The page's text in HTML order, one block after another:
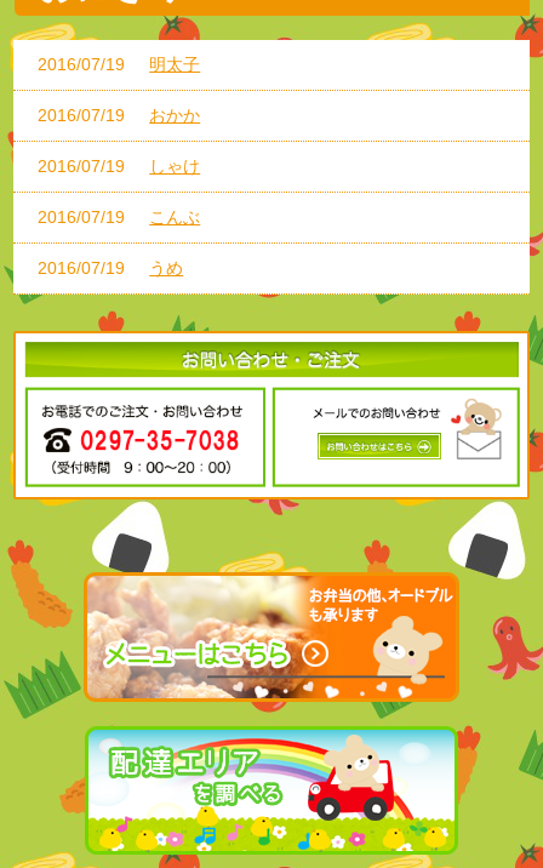
2016/07/19 明太子
2016/07/19 おかか
2016/07/19 しゃけ
2016/07/19 こんぶ
2016/07/19 うめ